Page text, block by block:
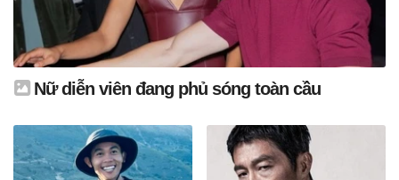
Nữ diễn viên đang phủ sóng toàn cầu